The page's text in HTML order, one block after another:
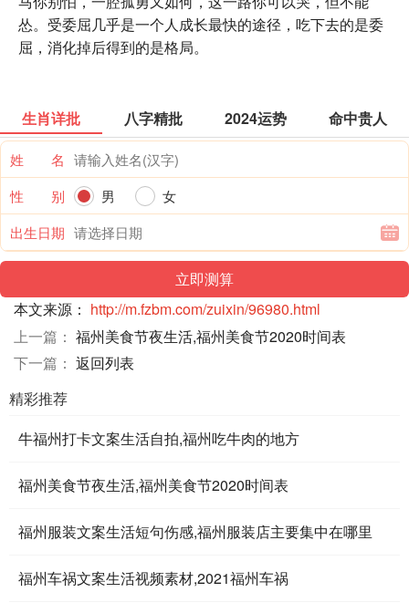
怂。受委屈几乎是一个人成长最快的途径，吃下去的是委
屈，消化掉后得到的是格局。
生肖详批 八字精批 2024运势 命中贵人
姓 名
性 别
男
女
出生日期
本文来源： http://m.fzbm.com/zuixin/96980.html
上一篇： 福州美食节夜生活,福州美食节2020时间表
下一篇： 返回列表
精彩推荐
牛福州打卡文案生活自拍,福州吃牛肉的地方
福州美食节夜生活,福州美食节2020时间表
福州服装文案生活短句伤感,福州服装店主要集中在哪里
福州车祸文案生活视频素材,2021福州车祸